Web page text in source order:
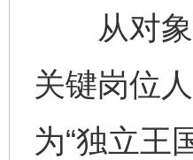
从对象
关键岗位
为“独立王